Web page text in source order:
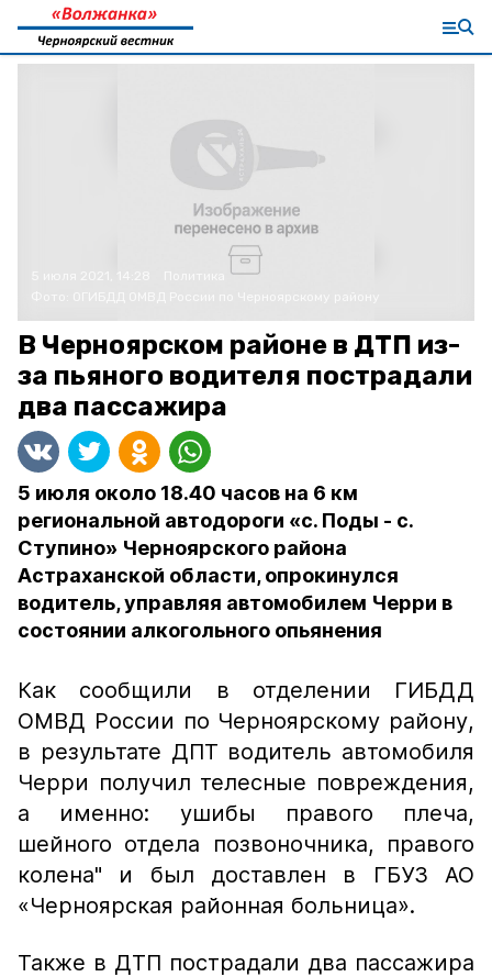
В Черноярском районе в ДТП из-
за пьяного водителя пострадали
два пассажира
5 июля около 18.40 часов на 6 км
региональной автодороги «с. Поды - с.
Ступино» Черноярского района
Астраханской области, опрокинулся
водитель, управляя автомобилем Черри в
состоянии алкогольного опьянения
Как сообщили в отделении ГИБДД
ОМВД России по Черноярскому району,
в результате ДПТ водитель автомобиля
Черри получил телесные повреждения,
а именно: ушибы правого плеча,
шейного отдела позвоночника, правого
колена" и был доставлен в ГБУЗ АО
«Черноярская районная больница».
Также в ДТП пострадали два пассажира